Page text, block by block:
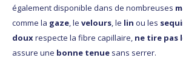
également disponible dans de nombreuses
comme la gaze, le velours, le lin ou les
douxrespecte la fibre capillaire, ne tire pas
assure une bonne tenue sans serrer.